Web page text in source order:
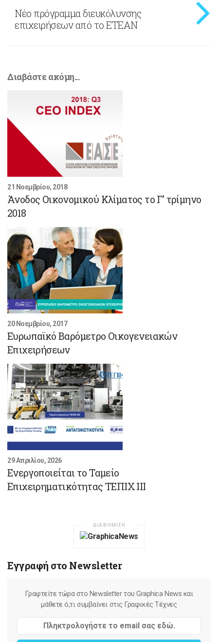
Νέο πρόγραμμα διευκόλυνσης
επιχειρήσεων από το ΕΤΕΑΝ
Διαβάστε ακόμη...
21 Νοεμβρίου, 2018
Άνοδος Οικονομικού Κλίματος το Γ’ τρίμηνο
2018
20 Νοεμβρίου, 2017
Ευρωπαϊκό Βαρόμετρο Οικογενειακών
Επιχειρήσεων
29 Απριλίου, 2026
Ενεργοποιείται το Ταμείο
Επιχειρηματικότητας ΤΕΠΙΧ ΙΙΙ
ΔΙΑΦΗΜΙΣΗ
Εγγραφή στο Newsletter
Γραφτείτε τώρα στο Newsletter του Graphica News και
μάθετε ό,τι συμβαίνει στις Γραφικές Τέχνες